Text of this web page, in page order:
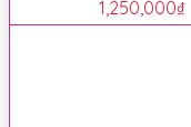
1,250,000₫